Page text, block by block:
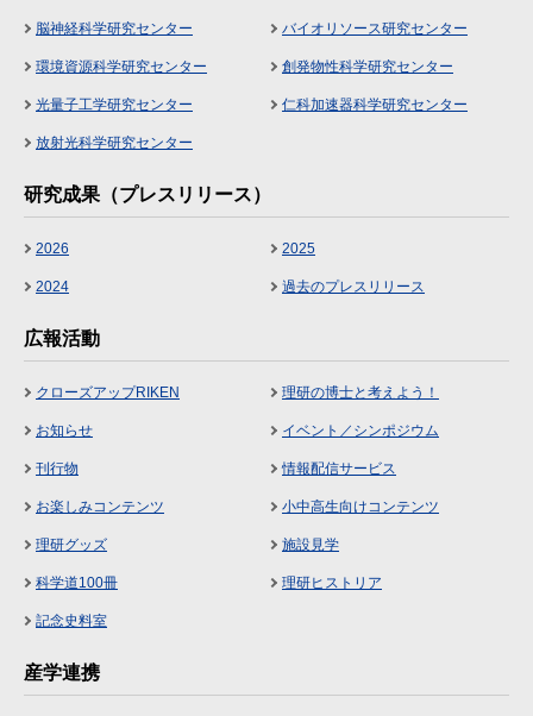
脳神経科学研究センター バイオリソース研究センター
環境資源科学研究センター 創発物性科学研究センター
光量子工学研究センター 仁科加速器科学研究センター
放射光科学研究センター
研究成果（プレスリリース）
2026 2025
2024 過去のプレスリリース
広報活動
クローズアップRIKEN 理研の博士と考えよう！
お知らせ イベント／シンポジウム
刊行物 情報配信サービス
お楽しみコンテンツ 小中高生向けコンテンツ
理研グッズ 施設見学
科学道100冊 理研ヒストリア
記念史料室
産学連携